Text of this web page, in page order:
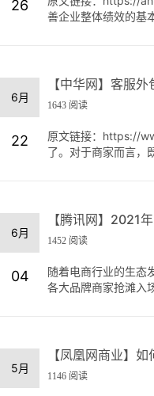
26
善企业整体绩效的基
6月
22
【中华网】客服
1643 阅读
原文链接：https://
了。对于商家而言，
6月
04
【腾讯网】2021
1452 阅读
随着电商行业的生态
各大品牌商家抢滩入
5月
【凤凰网商业】
1146 阅读